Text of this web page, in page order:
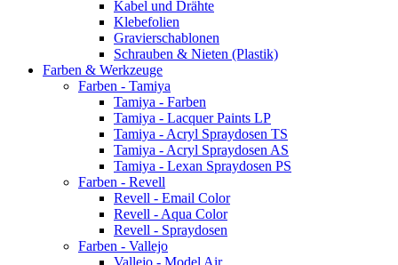
Kabel und Drähte
Klebefolien
Gravierschablonen
Schrauben & Nieten (Plastik)
Farben & Werkzeuge
Farben - Tamiya
Tamiya - Farben
Tamiya - Lacquer Paints LP
Tamiya - Acryl Spraydosen TS
Tamiya - Acryl Spraydosen AS
Tamiya - Lexan Spraydosen PS
Farben - Revell
Revell - Email Color
Revell - Aqua Color
Revell - Spraydosen
Farben - Vallejo
Vallejo - Model Air